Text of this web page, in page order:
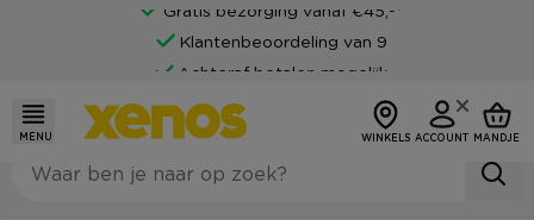
Gratis bezorging vanaf €45,-*
Klantenbeoordeling van 9
Achteraf betalen mogelijk
MENU WINKELS ACCOUNT MANDJE